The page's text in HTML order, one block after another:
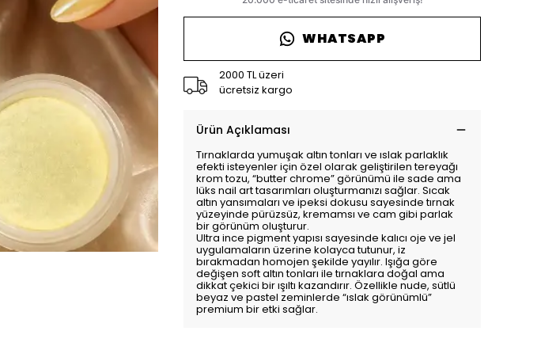
WHATSAPP
2000 TL üzeri
ücretsiz kargo
Ürün Açıklaması
Tırnaklarda yumuşak altın tonları ve ıslak parlaklık
efekti isteyenler için özel olarak geliştirilen tereyağı
krom tozu, “butter chrome” görünümü ile sade ama
lüks nail art tasarımları oluşturmanızı sağlar. Sıcak
altın yansımaları ve ipeksi dokusu sayesinde tırnak
yüzeyinde pürüzsüz, kremamsı ve cam gibi parlak
bir görünüm oluşturur.
Ultra ince pigment yapısı sayesinde kalıcı oje ve jel
uygulamaların üzerine kolayca tutunur, iz
bırakmadan homojen şekilde yayılır. Işığa göre
değişen soft altın tonları ile tırnaklara doğal ama
dikkat çekici bir ışıltı kazandırır. Özellikle nude, sütlü
beyaz ve pastel zeminlerde “ıslak görünümlü”
premium bir etki sağlar.